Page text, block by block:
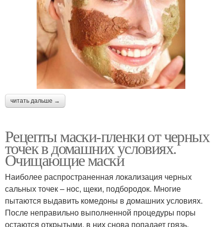
читать дальше →
Рецепты маски-пленки от черных
точек в домашних условиях.
Очищающие маски
Наиболее распространенная локализация черных
сальных точек – нос, щеки, подбородок. Многие
пытаются выдавить комедоны в домашних условиях.
После неправильно выполненной процедуры поры
остаются открытыми, в них снова попадает грязь,